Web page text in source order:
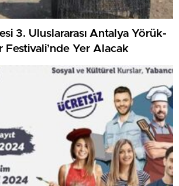
3. Uluslararası Antalya Yörük-
Yer Alacak